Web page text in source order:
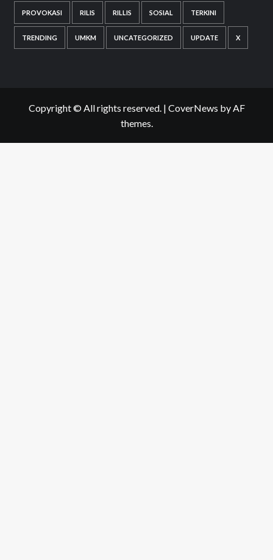
PROVOKASI RILIS RILLIS SOSIAL TERKINI
TRENDING UMKM UNCATEGORIZED UPDATE X
Copyright © All rights reserved. | CoverNews by AF
themes.